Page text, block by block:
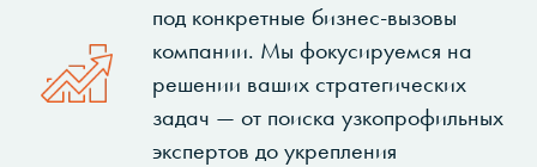
под конкретные бизнес-вызовы
компании. Мы фокусируемся на
решении ваших стратегических
задач — от поиска узкопрофильных
экспертов до укрепления